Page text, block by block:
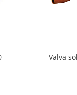
Valva